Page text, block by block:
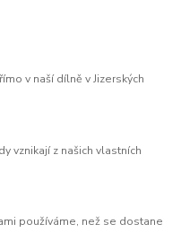
v naší dílně v Jizerských
vznikají z našich vlastních
používáme, než se dostane